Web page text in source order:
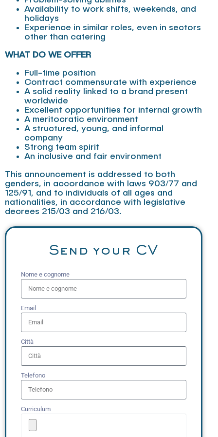
Availability to work shifts, weekends, and
holidays
Experience in similar roles, even in sectors
other than catering
WHAT DO WE OFFER
Full-time position
Contract commensurate with experience
A solid reality linked to a brand present
worldwide
Excellent opportunities for internal growth
A meritocratic environment
A structured, young, and informal
company
Strong team spirit
An inclusive and fair environment
This announcement is addressed to both
genders, in accordance with laws 903/77 and
125/91, and to individuals of all ages and
nationalities, in accordance with legislative
decrees 215/03 and 216/03.
Send your CV
Nome e cognome
Email
Città
Telefono
Curriculum